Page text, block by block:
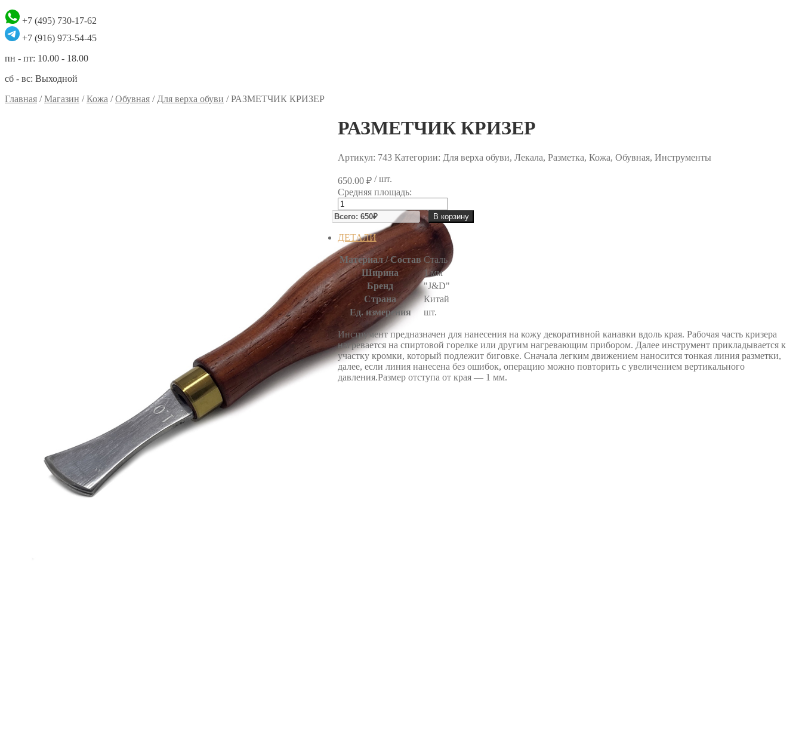
+7 (495) 730-17-62
+7 (916) 973-54-45
пн - пт: 10.00 - 18.00
сб - вс: Выходной
Главная /Магазин /Кожа /Обувная / Для верха обуви /РАЗМЕТЧИК КРИЗЕР
РАЗМЕТЧИК КРИЗЕР
Артикул: 743 Категории: Для верха обуви, Лекала, Разметка, Кожа, Обувная, Инструменты
650.00 ₽/ шт.
Средняя площадь:
Количество
товара
РАЗМЕТЧИК
КРИЗЕР
В корзину
ДЕТАЛИ
Материал / Состав Сталь
Ширина
1 мм
Бренд
"J&D"
Страна
Китай
Ед. измерения
шт.
Инструмент предназначен для нанесения на кожу декоративной канавки вдоль края. Рабочая часть кризера
нагревается на спиртовой горелке или другим нагревающим прибором. Далее инструмент прикладывается к
участку кромки, который подлежит биговке. Сначала легким движением наносится тонкая линия разметки,
далее, если линия нанесена без ошибок, операцию можно повторить с увеличением вертикального
давления.Размер отступа от края — 1 мм.